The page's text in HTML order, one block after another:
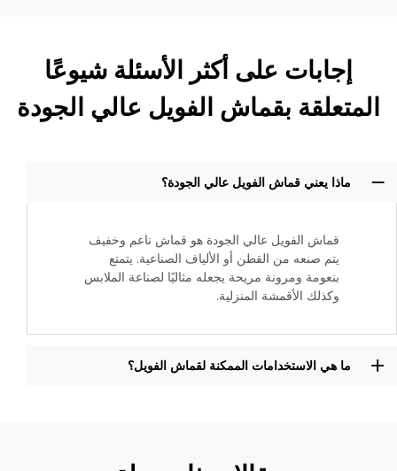
إجابات على أكثر الأسئلة شيوعًا
المتعلقة بقماش الفويل عالي الجودة
ماذا يعني قماش الفويل عالي الجودة؟
قماش الفويل عالي الجودة هو قماش ناعم وخفيف
يتم صنعه من القطن أو الألياف الصناعية. يتمتع
بنعومة ومرونة مريحة يجعله مثاليًا لصناعة الملابس
وكذلك الأقمشة المنزلية.
ما هي الاستخدامات الممكنة لقماش الفويل؟